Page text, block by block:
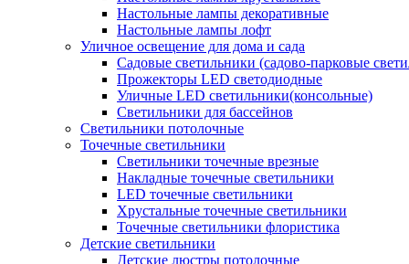
Настольные лампы декоративные
Настольные лампы лофт
Уличное освещение для дома и сада
Садовые светильники (садово-парковые
Прожекторы LED светодиодные
Уличные LED светильники(консольные)
Светильники для бассейнов
Светильники потолочные
Точечные светильники
Светильники точечные врезные
Накладные точечные светильники
LED точечные светильники
Хрустальные точечные светильники
Точечные светильники флористика
Детские светильники
Детские люстры потолочные